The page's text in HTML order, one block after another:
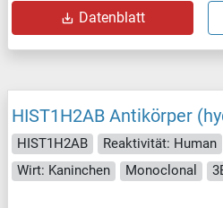
Datenblatt
HIST1H2AB Antikörper
HIST1H2AB Reaktivität: Human
Wirt: Kaninchen
Monoclonal